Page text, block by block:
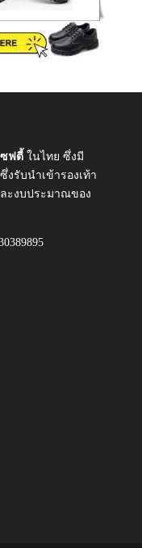
ซฟตี้ ในไทย ซึ่งมี
งรับนำเข้ารองเท้า
ะงบประมาณของ